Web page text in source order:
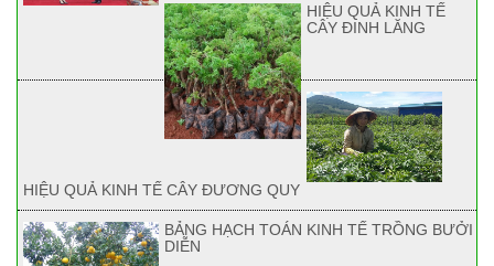
HIỆU QUẢ KINH TẾ
CÂY ĐINH LĂNG
HIỆU QUẢ KINH TẾ CÂY ĐƯƠNG QUY
BẢNG HẠCH TOÁN KINH TẾ TRỒNG BƯỞI
DIỄN